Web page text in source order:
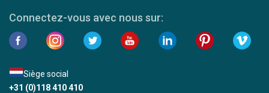
Connectez-vous avec nous sur:
Siège social
+31 (0)118 410 410